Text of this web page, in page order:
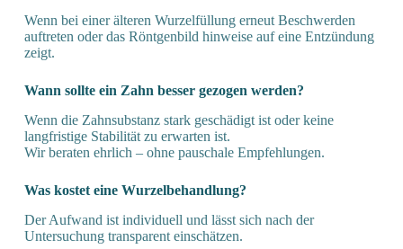
Wenn bei einer älteren Wurzelfüllung erneut Beschwerden
auftreten oder das Röntgenbild hinweise auf eine Entzündung
zeigt.
Wann sollte ein Zahn besser gezogen werden?
Wenn die Zahnsubstanz stark geschädigt ist oder keine
langfristige Stabilität zu erwarten ist.
Wir beraten ehrlich – ohne pauschale Empfehlungen.
Was kostet eine Wurzel­behandlung?
Der Aufwand ist individuell und lässt sich nach der
Untersuchung transparent einschätzen.